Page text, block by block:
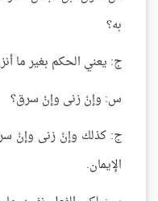
به؟
ج: يعني الحكم بغير ما
س: وإنْ زنى وإنْ سرق؟
ج: كذلك وإنْ زنى وإنْ سرق
الإيمان.